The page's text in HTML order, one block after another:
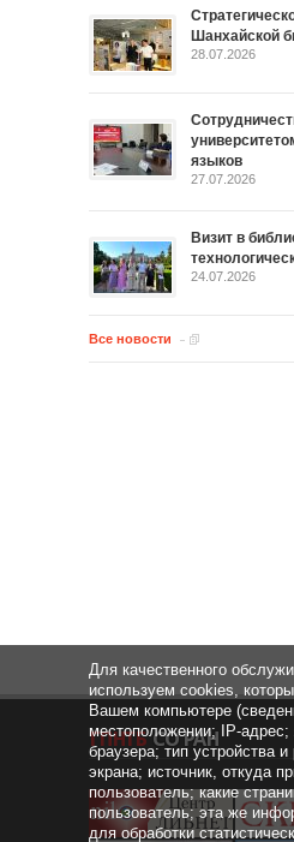
Шанхайской
28.07.2026
языков
27.07.2026
Визит в
24.07.2026
Все новости
Для качественного
используем cookies,
Вашем компьютере
местоположении; IP-
браузера; тип устройства
экрана; источник, откуда
пользователь; какие
пользователь; эта же
для обработки